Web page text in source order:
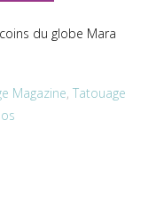
du globe Mara
Magazine,Tatouage